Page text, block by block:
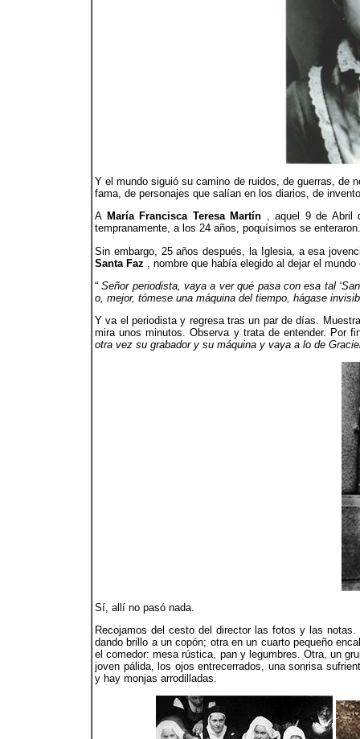
Y el mundo siguió su camino de ruidos, de guerras, de
fama, de personajes que salían en los diarios, de
A María Francisca Teresa Martín , aquel 9 de Abril
tempranamente, a los 24 años, poquísimos se
Sin embargo, 25 años después, la Iglesia, a esa
Santa Faz
, nombre que había elegido al dejar el
“Señor periodista, vaya a ver qué pasa con esa tal
o, mejor, tómese una máquina del tiempo, hágase
Y va el periodista y regresa tras un par de días.
mira unos minutos. Observa y trata de entender. Por
otra vez su grabador y su máquina y vaya a lo de
Sí, allí no pasó nada.
Recojamos del cesto del director las fotos y las
dando brillo a un copón; otra en un cuarto pequeño
el comedor: mesa rústica, pan y legumbres. Otra, un
joven pálida, los ojos entrecerrados, una sonrisa
y hay monjas arrodilladas.